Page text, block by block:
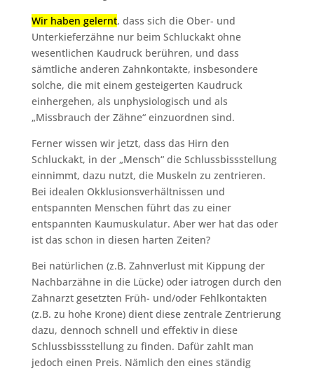
Wir haben gelernt, dass sich die Ober- und
Unterkieferzähne nur beim Schluckakt ohne
wesentlichen Kaudruck berühren, und dass
sämtliche anderen Zahnkontakte, insbesondere
solche, die mit einem gesteigerten Kaudruck
einhergehen, als unphysiologisch und als
„Missbrauch der Zähne“ einzuordnen sind.
Ferner wissen wir jetzt, dass das Hirn den
Schluckakt, in der „Mensch“ die Schlussbissstellung
einnimmt, dazu nutzt, die Muskeln zu zentrieren.
Bei idealen Okklusionsverhältnissen und
entspannten Menschen führt das zu einer
entspannten Kaumuskulatur. Aber wer hat das oder
ist das schon in diesen harten Zeiten?
Bei natürlichen (z.B. Zahnverlust mit Kippung der
Nachbarzähne in die Lücke) oder iatrogen durch den
Zahnarzt gesetzten Früh- und/oder Fehlkontakten
(z.B. zu hohe Krone) dient diese zentrale Zentrierung
dazu, dennoch schnell und effektiv in diese
Schlussbissstellung zu finden. Dafür zahlt man
jedoch einen Preis. Nämlich den eines ständig